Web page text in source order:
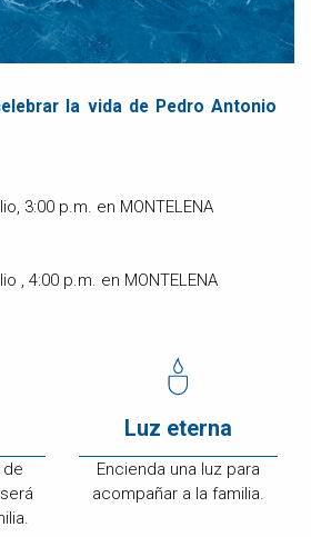
la vida de Pedro Antonio
3:00 p.m. en MONTELENA
, 4:00 p.m. en MONTELENA
de
Luz eterna
Encienda una luz para
acompañar a la familia.